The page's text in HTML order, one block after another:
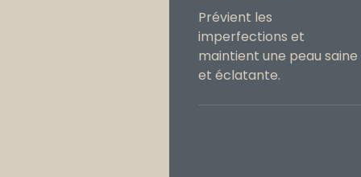
Prévient les
imperfections et
maintient une peau saine
et éclatante.